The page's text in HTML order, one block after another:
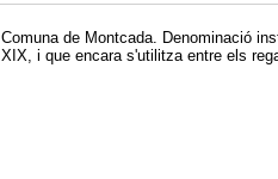
Comuna de Montcada. Denominació
XIX, i que encara s'utilitza entre els